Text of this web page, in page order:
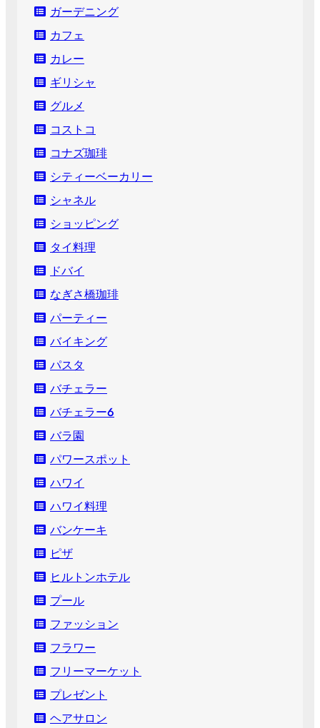
ガーデニング
カフェ
カレー
ギリシャ
グルメ
コストコ
コナズ珈琲
シティーベーカリー
シャネル
ショッピング
タイ料理
ドバイ
なぎさ橋珈琲
パーティー
バイキング
パスタ
バチェラー
バチェラー６
バラ園
パワースポット
ハワイ
ハワイ料理
バンケーキ
ピザ
ヒルトンホテル
プール
ファッション
フラワー
フリーマーケット
プレゼント
ヘアサロン